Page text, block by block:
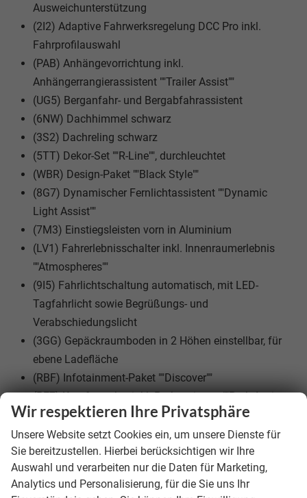
Ausweichunterstützung
(2I2) Adaptive Fahrwerksregelung DCC Pro inkl.
Fahrprofilauswahl
(PAB) Anhängevorrichtung inkl.
Anhängerrangierassistent ""Trailer Assist""
(UG5) Berganfahr- und Bergabfahrassistent
(6NW) Dachhimmel schwarz
(3S2) Dachreling schwarz
(5TT) Dekor-Set ""R-Line"", durchleuchtet
(WBR) Design-Paket ""Black Style""
(8G7) Dynamischer Fernlichtassistent ""Dynamic
Light Assist""
(7M3) Einstiegsleisten vorn in Aluminium
(LV1) Fahrerlebnisschalter inkl. Innenraumerlebnis
""Atmospheres""
(9I5) Fahrlichtschaltung automatisch, mit LED-
Tagfahrlicht sowie Begrüßungs- und
Verabschiedungslicht
(3GG) Gepäckraumboden in 2 Höhen einstellbar, für
ebene Ladefläche
(RBF) Infotainment-Paket ""Discover""
(PE7) Komfortpaket inkl. Parkassistent ""Park Assist
Pro""
(JX1) Kreuzungsassistent
(8Q5) Leuchtweitenregulierung dynamisch, mit
dynamischem Kurvenfahrlicht
(FT4) Memory-Funktion für Parkassistent
Wir respektieren Ihre Privatsphäre
Unsere Website setzt Cookies ein, um unsere Dienste für
Sie bereitzustellen. Hierbei berücksichtigen wir Ihre
Auswahl und verarbeiten nur die Daten für Marketing,
Analytics und Personalisierung, für die Sie uns Ihr